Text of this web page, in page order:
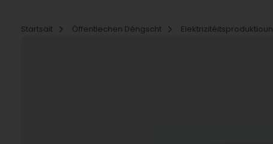
Startsäit
Öffentlechen Déngscht Elektrizitéitsproduktioun